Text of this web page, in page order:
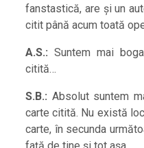
fanstastică, are și un
citit până acum toată
A.S.: Suntem mai
citită…
S.B.: Absolut suntem
carte citită. Nu există
carte, în secunda